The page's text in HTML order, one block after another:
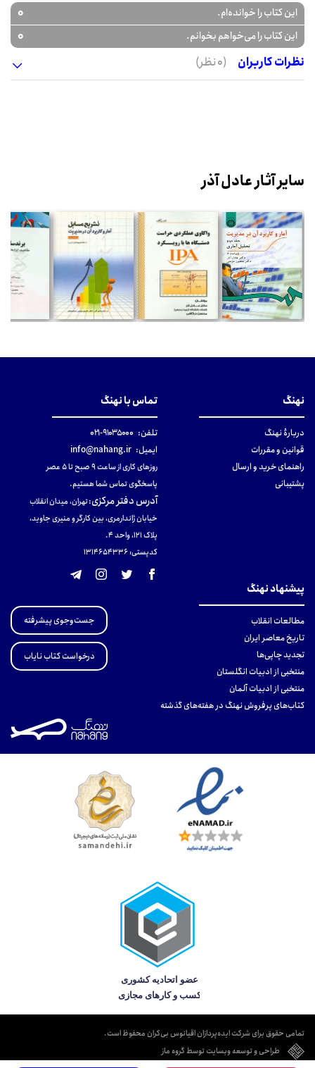
این کتاب را خوانده‌ام. 0
این کتاب را می‌خواهم بخوانم.
0
نظرات کاربران
(0 نظر)
سایر آثار عادل آذر
نهنگ
دربارهٔ نهنگ
قوانین و مقررات
راهنمای خرید و ارسال
پشتیبانی
تماس با نهنگ
تلفن: ۹۱۰۳۵۰۰۰-۰۲۱
ایمیل: info@nahang.ir
روزهای کاری از ساعت ۹ صبح تا ۵ عصر
پاسخگوی تماس شما هستیم.
آدرس دفتر مرکزی:تهران، میدان انقلاب
خیابان ژاندارمری، بین کارگر و منیری جاوید،
پلاک 121، واحد ۴.
کدپستی: 131465433۶
پیشنهاد نهنگ
مطالعات انقلاب
تاریخ معاصر ایران
تجدید چاپی‌ها
منتخبی از ادبیات انگلستان
منتخبی از ادبیات آلمان
کتاب‌های پرفروش نهنگ در هفته‌های گذشته
جست‌وجوی پیشرفته
درخواست کتاب نایاب
تمامی حقوق برای شرکت ایده‌پردازان اقیانوس بی‌کران محفوظ است.
طراحی و توسعه وبسایت توسط گروه ماز